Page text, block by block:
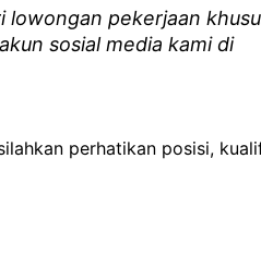
lowongan pekerjaan
sosial media kami di
perhatikan posisi,